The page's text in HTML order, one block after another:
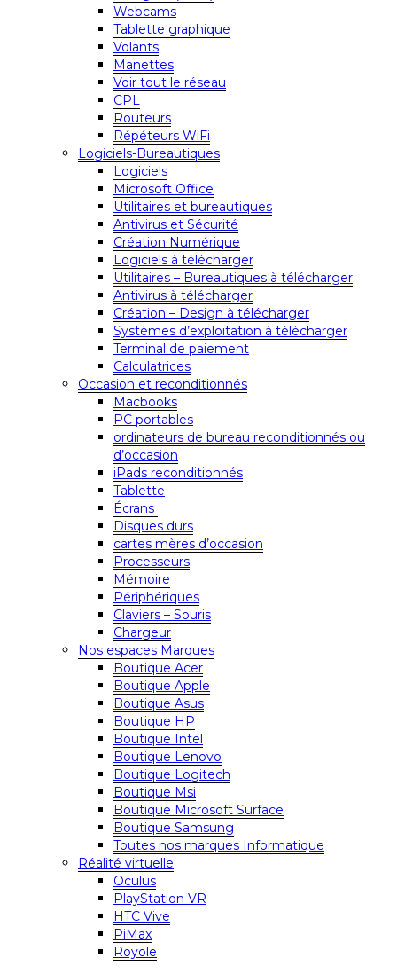
Webcams
Tablette graphique
Volants
Manettes
Voir tout le réseau
CPL
Routeurs
Répéteurs WiFi
Logiciels-Bureautiques
Logiciels
Microsoft Office
Utilitaires et bureautiques
Antivirus et Sécurité
Création Numérique
Logiciels à télécharger
Utilitaires – Bureautiques à télécharger
Antivirus à télécharger
Création – Design à télécharger
Systèmes d’exploitation à télécharger
Terminal de paiement
Calculatrices
Occasion et reconditionnés
Macbooks
PC portables
ordinateurs de bureau reconditionnés ou
d’occasion
iPads reconditionnés
Tablette
Écrans
Disques durs
cartes mères d’occasion
Processeurs
Mémoire
Périphériques
Claviers – Souris
Chargeur
Nos espaces Marques
Boutique Acer
Boutique Apple
Boutique Asus
Boutique HP
Boutique Intel
Boutique Lenovo
Boutique Logitech
Boutique Msi
Boutique Microsoft Surface
Boutique Samsung
Toutes nos marques Informatique
Réalité virtuelle
Oculus
PlayStation VR
HTC Vive
PiMax
Royole